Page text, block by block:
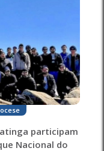
participam
Nacional do